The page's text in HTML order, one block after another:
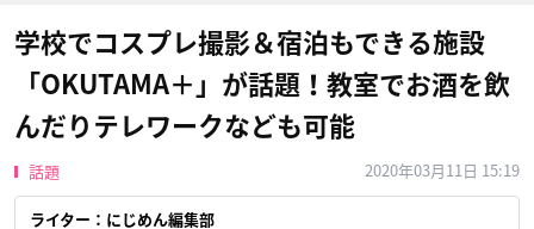
学校でコスプレ撮影＆宿泊もできる施設
「OKUTAMA＋」が話題！教室でお酒を飲
んだりテレワークなども可能
話題 2020年03月11日 15:19
ライター：にじめん編集部